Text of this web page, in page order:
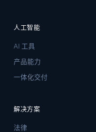
人工智能
AI 工具
产品能力
一体化交付
解决方案
法律